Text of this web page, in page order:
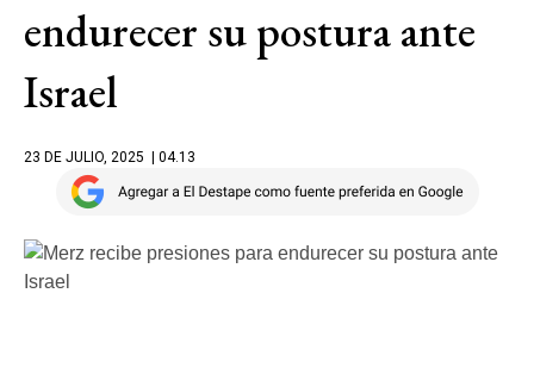
endurecer su postura ante
Israel
23 DE JULIO, 2025 | 04.13